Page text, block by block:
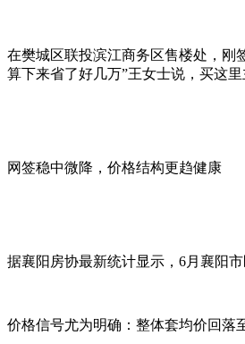
在樊城区联投滨江商务区售楼处，刚
算下来省了好几万”王女士说，买这
网签稳中微降，价格结构更趋健康
据襄阳房协最新统计显示，6月襄阳
价格信号尤为明确：整体套均价回落